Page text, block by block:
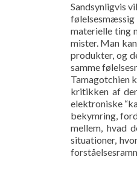
Sandsynligvis
følelsesmæssig
materielle ting
mister. Man
produkter, og
samme
Tamagotchien
kritikken af
elektroniske
bekymring,
mellem, hvad
situationer,